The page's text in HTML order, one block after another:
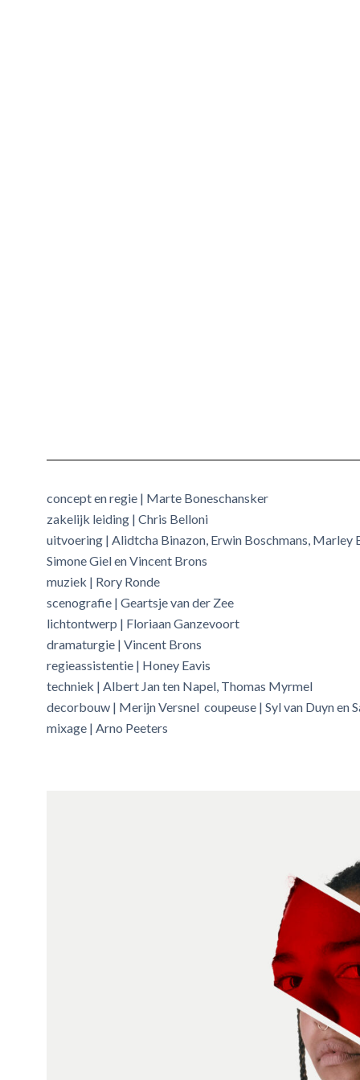
concept en regie | Marte Boneschansker
zakelijk leiding | Chris Belloni
uitvoering | Alidtcha Binazon, Erwin Boschmans, Marley
Simone Giel en Vincent Brons
muziek | Rory Ronde
scenografie | Geartsje van der Zee
lichtontwerp | Floriaan Ganzevoort
dramaturgie | Vincent Brons
regieassistentie | Honey Eavis
techniek | Albert Jan ten Napel, Thomas Myrmel
decorbouw | Merijn Versnel coupeuse | Syl van Duyn en
mixage | Arno Peeters